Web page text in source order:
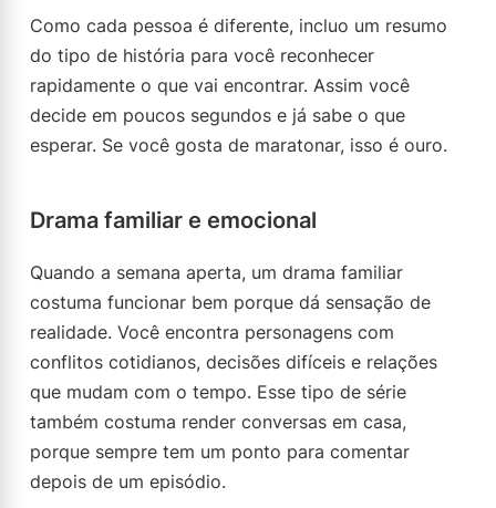
Como cada pessoa é diferente, incluo um resumo
do tipo de história para você reconhecer
rapidamente o que vai encontrar. Assim você
decide em poucos segundos e já sabe o que
esperar. Se você gosta de maratonar, isso é ouro.
Drama familiar e emocional
Quando a semana aperta, um drama familiar
costuma funcionar bem porque dá sensação de
realidade. Você encontra personagens com
conflitos cotidianos, decisões difíceis e relações
que mudam com o tempo. Esse tipo de série
também costuma render conversas em casa,
porque sempre tem um ponto para comentar
depois de um episódio.